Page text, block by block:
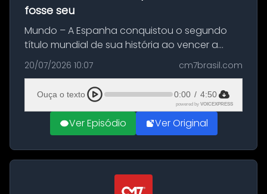
fosse seu
Mundo – A Espanha conquistou o segundo
título mundial de sua história ao vencer a
Argentina por 1 a 0, neste domingo (19), na
decisão da Copa do Mundo de 2026. Depois
de um duelo sem gols durante o te...
20/07/2026 10:07 cm7brasil.com
Ouça o texto 0:00 / 4:50
powered by VOICEXPRESS
Ver Episódio Ver Original